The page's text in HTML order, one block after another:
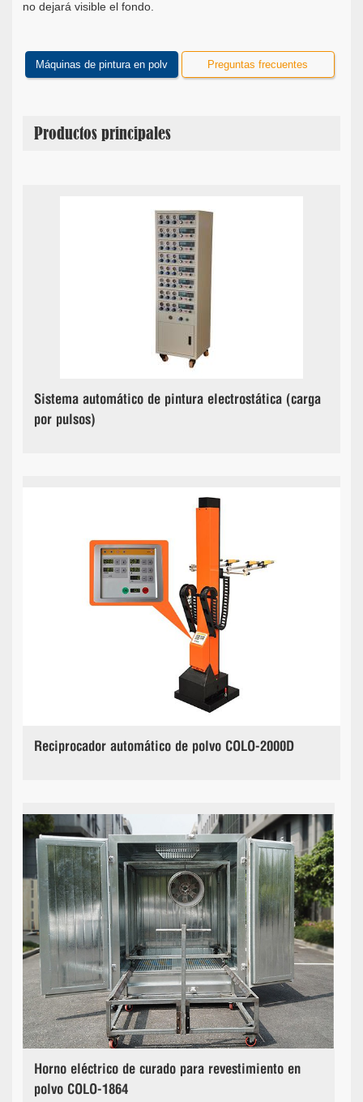
no dejará visible el fondo.
Máquinas de pintura en polv Preguntas frecuentes
Productos principales
Sistema automático de pintura electrostática (carga
por pulsos)
Reciprocador automático de polvo COLO-2000D
Horno eléctrico de curado para revestimiento en
polvo COLO-1864